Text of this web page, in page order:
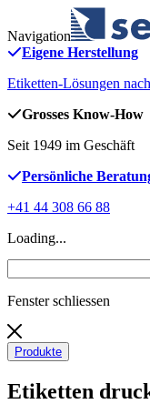
Navigation
Eigene Herstellung
Etiketten-Lösungen
Grosses Know-How
Seit 1949 im Geschäft
Persönliche
+41 44 308 66 88
Loading...
Fenster schliessen
Produkte
Etiketten